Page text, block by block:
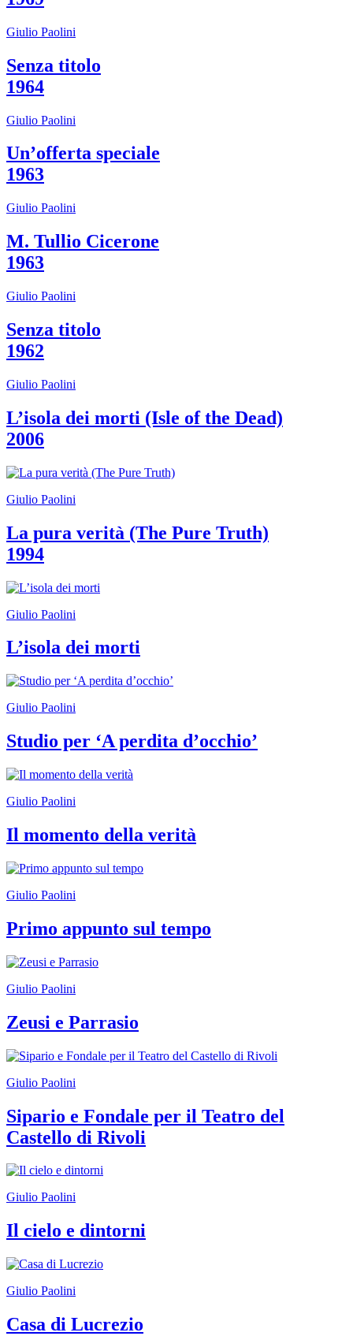
Area
Organizza
tuo
evento
Amministrazione
Whistleblowing
il
museo
Giulio Paolini
Senza titolo
1964
Giulio Paolini
Un’offerta speciale
1963
Giulio Paolini
M. Tullio Cicerone
1963
Giulio Paolini
Senza titolo
1962
Giulio Paolini
L’isola dei morti (Isle of the Dead)
2006
Giulio Paolini
La pura verità (The Pure Truth)
1994
Giulio Paolini
L’isola dei morti
Giulio Paolini
Studio per ‘A perdita d’occhio’
Giulio Paolini
Il momento della verità
Giulio Paolini
Primo appunto sul tempo
Giulio Paolini
Zeusi e Parrasio
Giulio Paolini
Sipario e Fondale per il Teatro del
Castello di Rivoli
Giulio Paolini
Il cielo e dintorni
Giulio Paolini
Casa di Lucrezio